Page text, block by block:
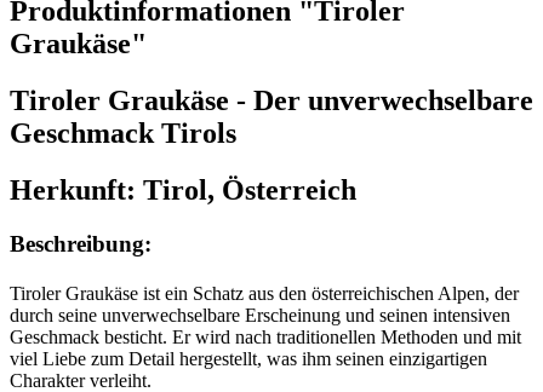
Produktinformationen "Tiroler
Graukäse"
Tiroler Graukäse - Der unverwechselbare
Geschmack Tirols
Herkunft: Tirol, Österreich
Beschreibung:
Tiroler Graukäse ist ein Schatz aus den österreichischen Alpen, der
durch seine unverwechselbare Erscheinung und seinen intensiven
Geschmack besticht. Er wird nach traditionellen Methoden und mit
viel Liebe zum Detail hergestellt, was ihm seinen einzigartigen
Charakter verleiht.